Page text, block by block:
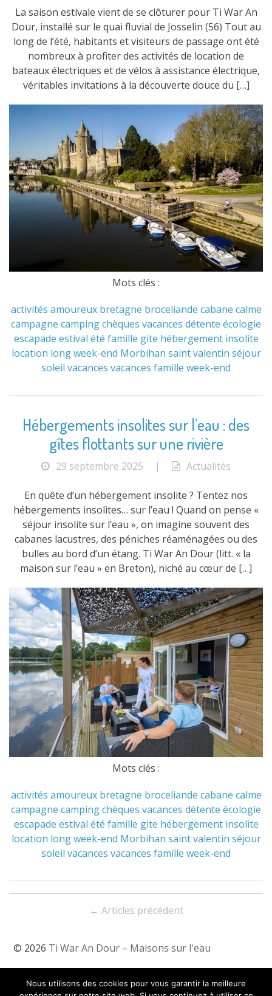
La saison estivale vient de se clôturer pour Ti War An
Dour, installé sur le quai fluvial de Josselin (56) Tout au
long de l’été, habitants et visiteurs de passage ont été
nombreux à profiter des activités de location de
bateaux électriques et de vélos à assistance électrique,
véritables invitations à la découverte douce du […]
Mots clés :
activités amoureux bretagne broceliande cabane calme
campagne campingchèques vacances détente écologie
escapade estival été famille gite hébergement insolite
location long week-end Morbihan saint valentin séjour
soleil vacances vacances famille week-end
Hébergements insolites sur l’eau : des
gîtes flottants sur une rivière
29 septembre 2025 | Actualités
En quête d’un hébergement insolite ? Tentez nos
hébergements insolites… sur l’eau ! Quand on pense «
séjour insolite sur l’eau », on imagine souvent des
cabanes lacustres, des péniches réaménagées ou des
bulles au bord d’un étang. Ti War An Dour (litt. « la
maison sur l’eau » en Breton), niché au cœur de […]
Mots clés :
activités amoureux bretagne broceliande cabane calme
campagne campingchèques vacances détente écologie
escapade estival été famille gite hébergement insolite
location long week-end Morbihan saint valentin séjour
soleil vacances vacances famille week-end
les
articles
← Articles précédent
© 2026 Ti War An Dour – Maisons sur l'eau
Contact & Localisation
Nous utilisons des cookies pour vous garantir la meilleure